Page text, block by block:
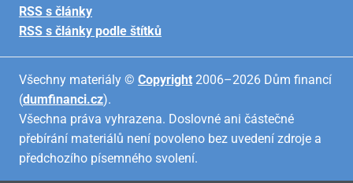
RSS s články
RSS s články podle štítků
Všechny materiály © Copyright 2006–2026 Dům financí
(dumfinanci.cz).
Všechna práva vyhrazena. Doslovné ani částečné
přebírání materiálů není povoleno bez uvedení zdroje a
předchozího písemného svolení.